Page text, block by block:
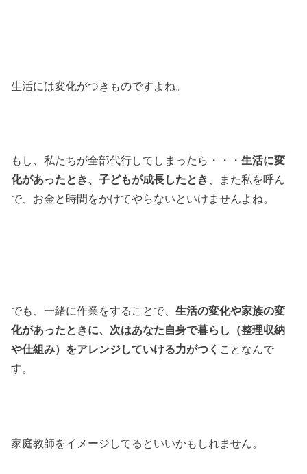
生活には変化がつきものですよね。
もし、私たちが全部代行してしまったら・・・生活に変
化があったとき、子どもが成長したとき
、また私を呼ん
で、お金と時間をかけてやらないといけませんよね。
でも、一緒に作業をすることで、生活の変化や家族の変
化があったときに、次はあなた自身で暮らし（整理収納
や仕組み）をアレンジしていける力がつく ことなんで
す。
家庭教師をイメージしてるといいかもしれません。